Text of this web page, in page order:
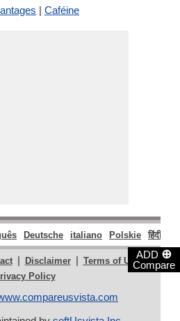
ADD ⊕
Compare
| Caféine
Deutsche italiano Polskie हिंदी
| Disclaimer | Terms of Use |
Policy